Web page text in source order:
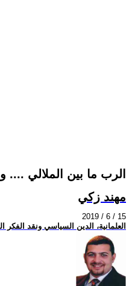
الرب ما بين الملالي ....
مهند زكي
2019 / 6 / 15
العلمانية، الدين السياسي ونقد الفكر